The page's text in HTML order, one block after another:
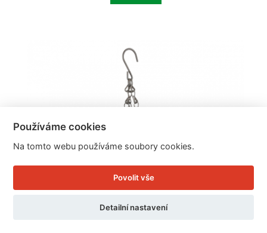
Používáme cookies
Na tomto webu používáme soubory cookies.
Povolit vše
Detailní nastavení